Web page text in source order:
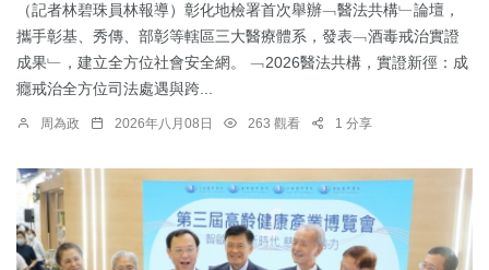
（記者林碧珠員林報導）彰化地檢署首次舉辦﹁醫法共構﹂論壇，
攜手彰基、秀傳、部彰等轄區三大醫療體系，發表﹁酒毒戒治實證
成果﹂，建立全方位社會安全網。 ﹁2026醫法共構，實證新徑：成
癮戒治全方位司法處遇與跨...
周為政 2026年八月08日 263 觀看 1 分享